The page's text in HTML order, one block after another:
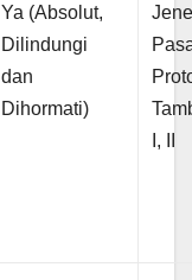
Ya (Absolut,
Dilindungi
dan
Dihormati)
I, II